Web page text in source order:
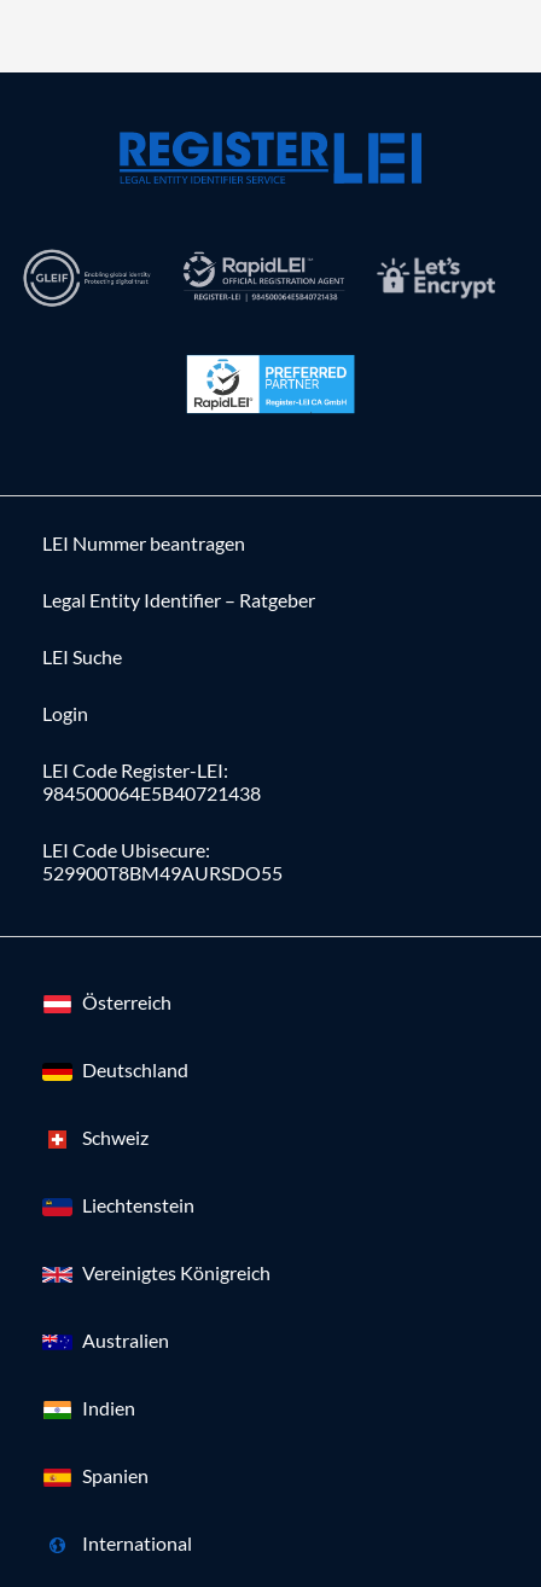
LEI Nummer beantragen
Legal Entity Identifier – Ratgeber
LEI Suche
Login
LEI Code Register-LEI:
984500064E5B40721438
LEI Code Ubisecure:
529900T8BM49AURSDO55
Österreich
Deutschland
Schweiz
Liechtenstein
Vereinigtes Königreich
Australien
Indien
Spanien
International